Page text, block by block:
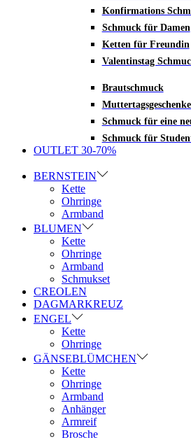
Konfirmations
Schmuck für Damen
Ketten für Freundin
Valentinstag
Brautschmuck
Schmuck für eine
Schmuck für
OUTLET 30-70%
BERNSTEIN
Kette
Ohrringe
Armband
BLUMEN
Kette
Ohrringe
Armband
Schmukset
CREOLEN
DAGMARKREUZ
ENGEL
Kette
Ohrringe
GÄNSEBLÜMCHEN
Kette
Ohrringe
Armband
Anhänger
Armreif
Brosche